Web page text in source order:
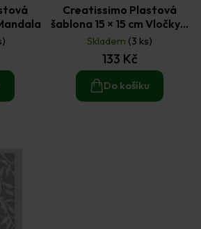
Creatissimo Plastová
šablona 15 × 15 cm Vločky 9
ks
Skladem (3 ks)
133 Kč
Do košíku